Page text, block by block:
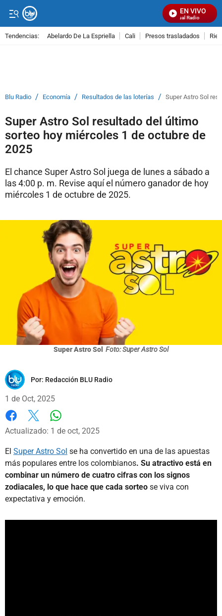
EN VIVO
Señal Visual Radio
Tendencias: Abelardo De La Espriella Cali Presos trasladados
Blu Radio / Economía / Resultados de las loterías / Super Astro Sol
Super Astro Sol resultado del último
sorteo hoy miércoles 1 de octubre de
2025
El chance Super Astro Sol juega de lunes a sábado a
las 4:00 p. m. Revise aquí el número ganador de hoy
miércoles 1 de octubre de 2025.
Super Astro Sol Foto: Super Astro Sol
Por: Redacción BLU Radio
1 de Oct, 2025
Facebook
X
Actualizado: 1 de oct, 2025
El Super Astro Sol se ha convertido en una de las apuestas
más populares entre los colombianos. Su atractivo está en
combinar un número de cuatro cifras con los signos
zodiacales, lo que hace que cada sorteo se viva con
expectativa y emoción.